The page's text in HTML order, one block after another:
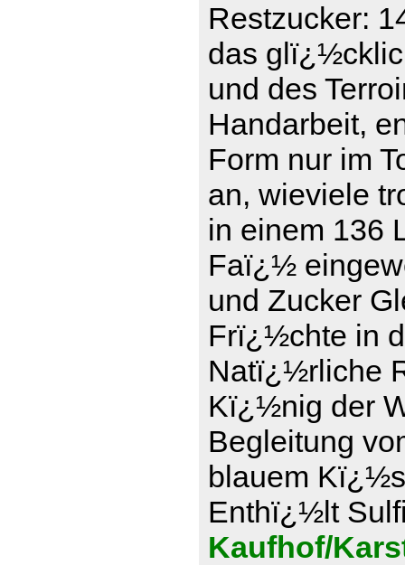
Restzucker:
das
und des
Handarbeit,
Form nur im
an, wieviele
in einem 136
Faï¿½
und Zucker
Frï¿½chte in
Natï¿½rliche
Kï¿½nig der
Begleitung
blauem
Enthï¿½lt
Kaufhof/